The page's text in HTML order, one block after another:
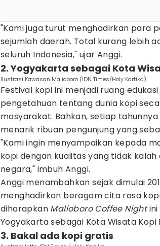
"Kami juga turut menghadirkan para
sejumlah daerah. Total kurang lebih
seluruh Indonesia," ujar Anggi.
2. Yogyakarta sebagai Kota
Ilustrasi Kawasan Malioboro (IDN Times/Holy Kartika)
Festival kopi ini menjadi ruang
pengetahuan tentang dunia kopi
masyarakat. Bahkan, setiap
menarik ribuan pengunjung yang
"Kami ingin menyampaikan kepada
kopi dengan kualitas yang tidak
negara," imbuh Anggi.
Anggi menambahkan sejak dimulai
menghadirkan beragam cita rasa
diharapkan Malioboro Coffee Nightini
Yogyakarta sebagai Kota Wisata Kopi
3. Bakal ada kopi gratis